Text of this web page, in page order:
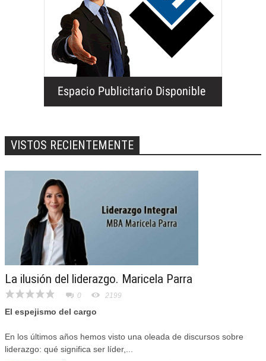
VISTOS RECIENTEMENTE
La ilusión del liderazgo. Maricela Parra
0 2199
El espejismo del cargo
En los últimos años hemos visto una oleada de discursos sobre
liderazgo: qué significa ser líder,...